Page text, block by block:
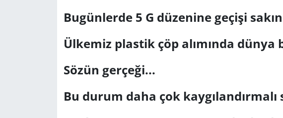
Bugünlerde 5 G düzenine geçişi
Ülkemiz plastik çöp alımında dünya
Sözün gerçeği...
Bu durum daha çok kaygılandırmalı
POLİTİKA
RESMİ İLANLAR